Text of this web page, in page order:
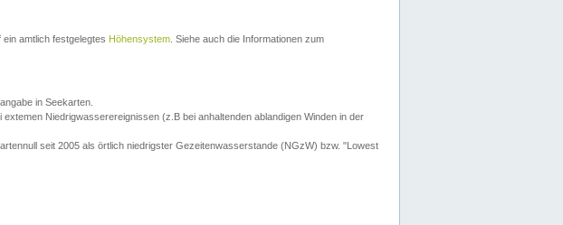
amtlich festgelegtes Höhensystem . Siehe auch die Informationen zum
in Seekarten.
Niedrigwasserereignissen (z.B bei anhaltenden ablandigen Winden in der
seit 2005 als örtlich niedrigster Gezeitenwasserstande (NGzW) bzw. "Lowest